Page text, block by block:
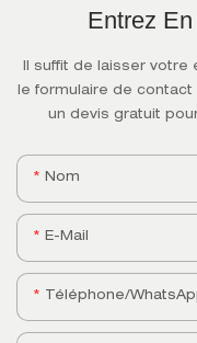
Entrez
Il suffit de laisser
le formulaire de
un devis gratuit
Nom
E-Mail
Téléphone/